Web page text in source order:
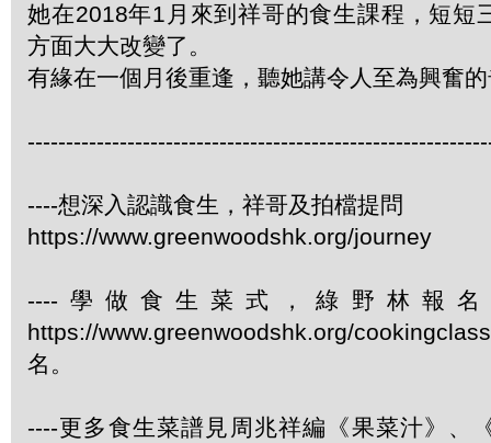
她在2018年1月來到祥哥的食生課程，短短
方面大大改變了。
有緣在一個月後重逢，聽她講令人至為興奮
----想深入認識食生，祥哥及拍檔提問
https://www.greenwoodshk.org/journey
----學做食生菜式，綠野林報
https://www.greenwoodshk.org/
名。
----更多食生菜譜見周兆祥編《果菜汁》、